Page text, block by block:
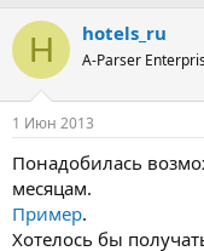
т
о
т
е
м
ы
т
н
а
л
H hotels_ru
A-Parser
1 Июн 2013
Понадобилась
месяцам.
Пример.
Хотелось бы